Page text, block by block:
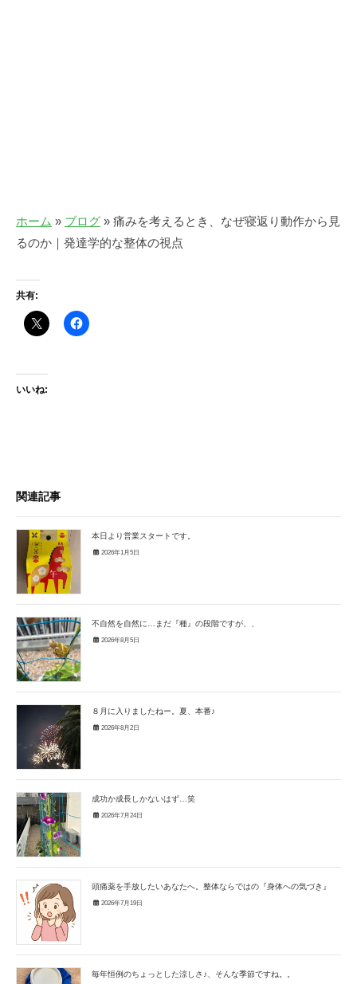
ホーム » ブログ » 痛みを考えるとき、なぜ寝返り動作から見
るのか｜発達学的な整体の視点
共有:
いいね:
関連記事
本日より営業スタートです。
2026年1月5日
不自然を自然に…まだ『種』の段階ですが、、
2026年8月5日
８月に入りましたねー。夏、本番♪
2026年8月2日
成功か成長しかないはず…笑
2026年7月24日
頭痛薬を手放したいあなたへ。整体ならではの『身体への気づき』
2026年7月19日
毎年恒例のちょっとした涼しさ♪、そんな季節ですね。。